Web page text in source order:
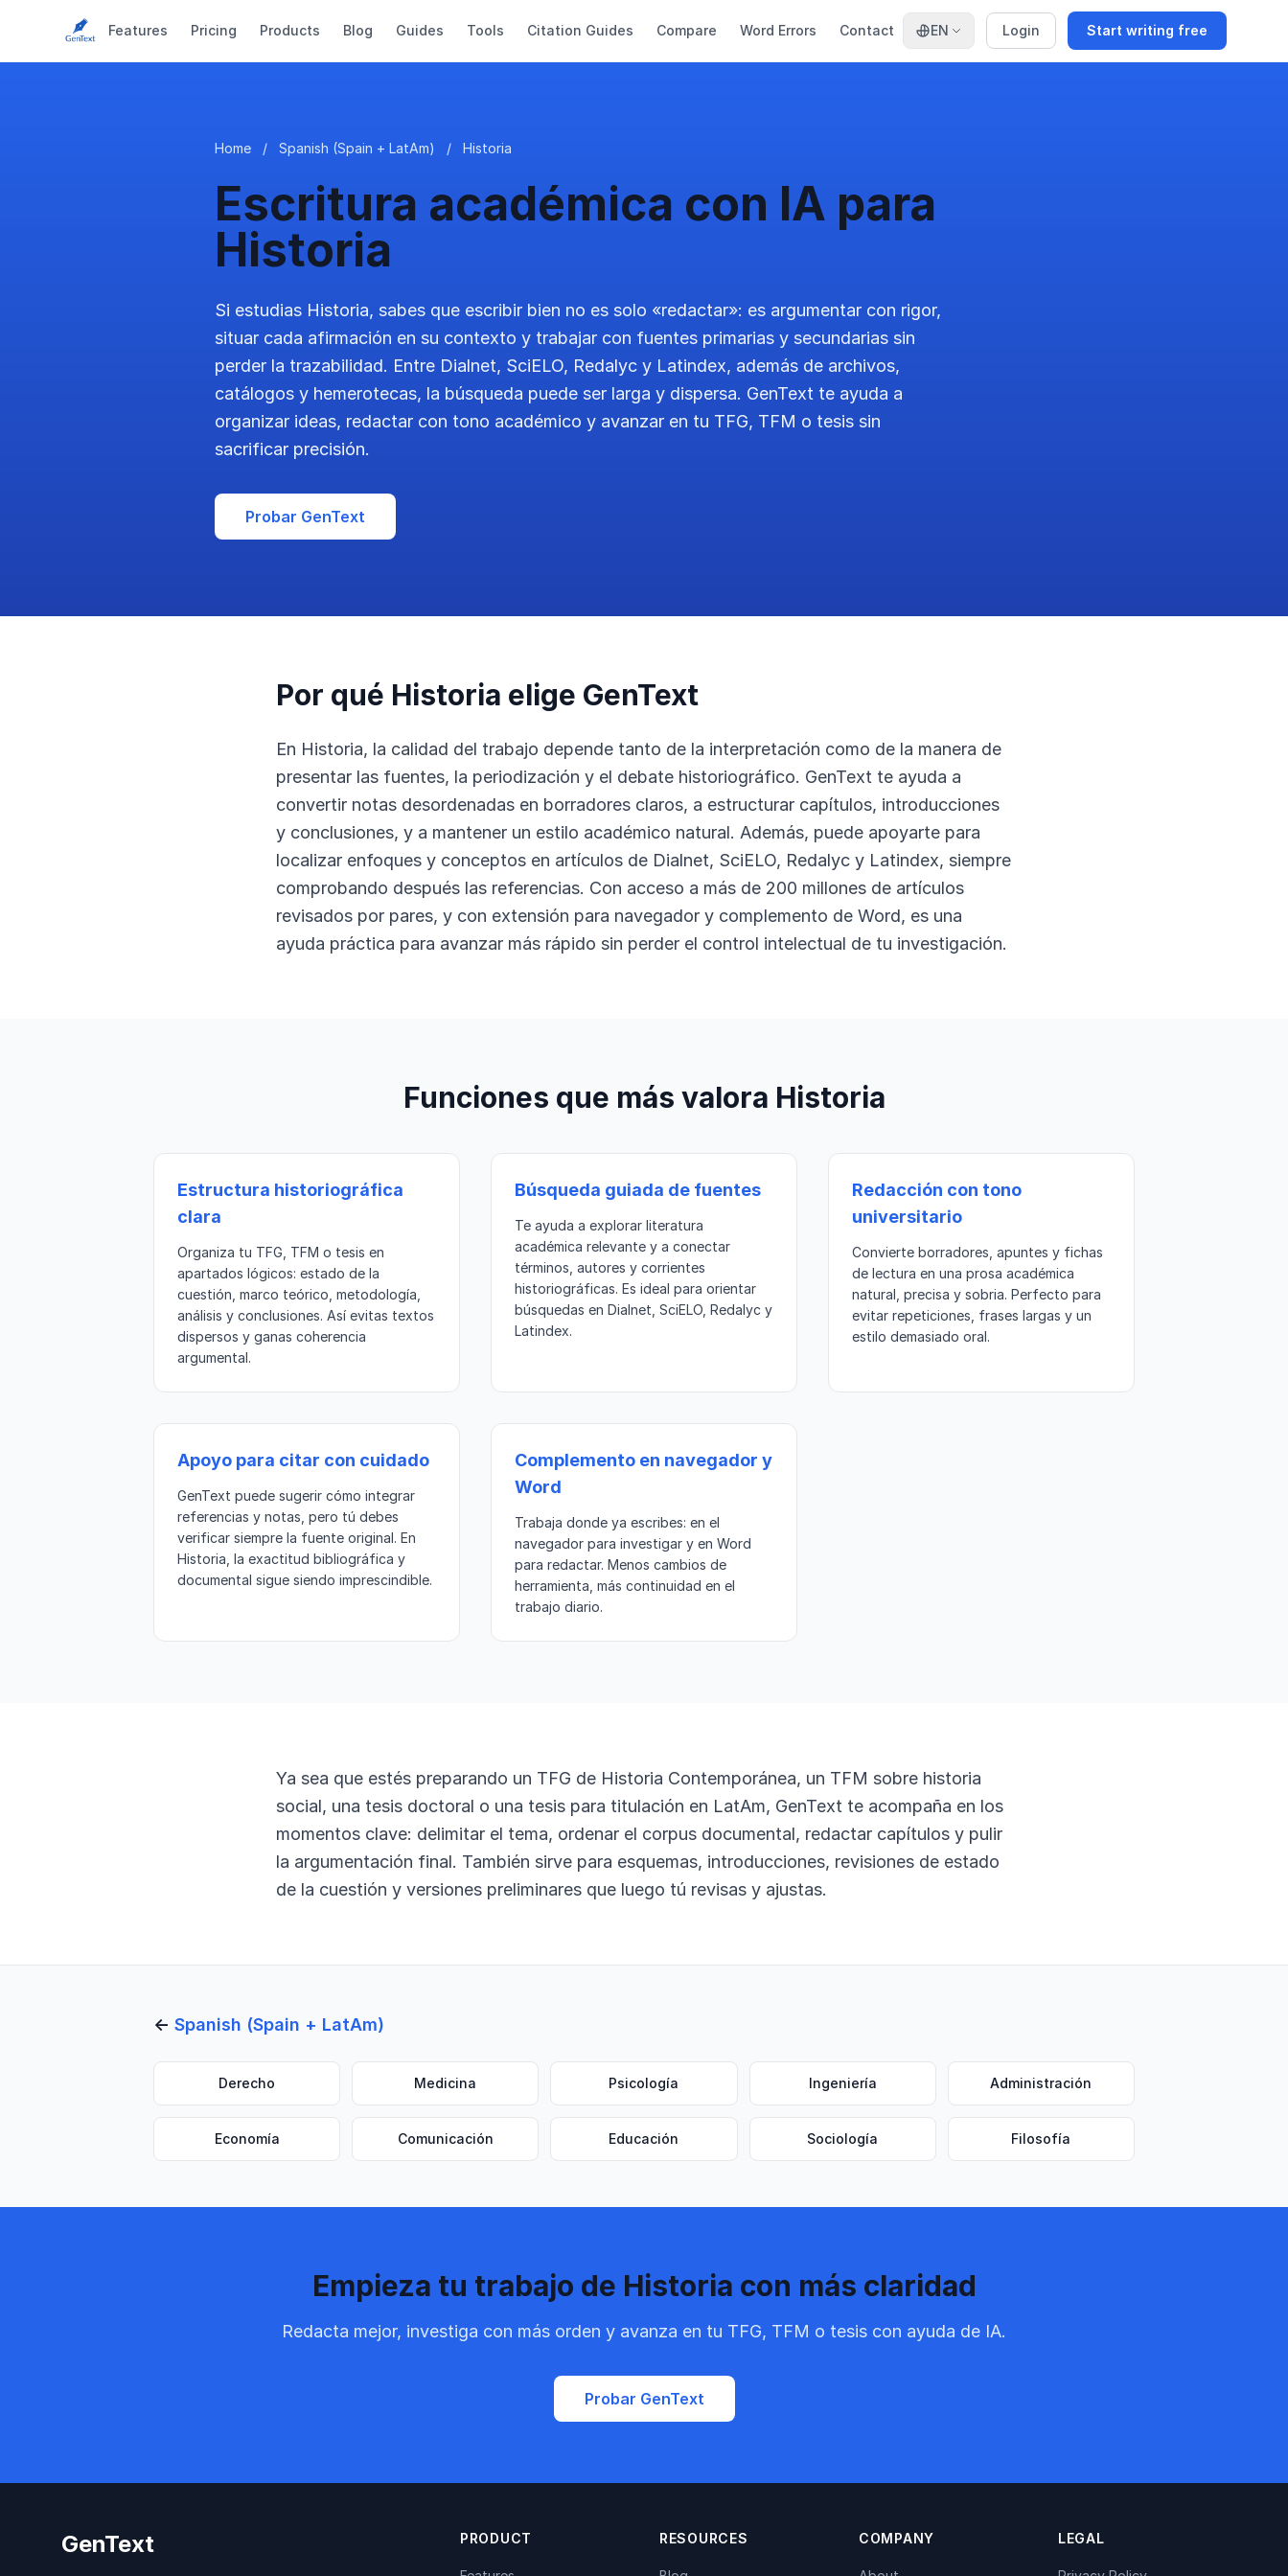
Features Pricing Products Blog Guides Tools Citation Guides Compare Word Errors Contact EN Login Start writing free
Home / Spanish (Spain + LatAm) / Historia
Escritura académica con IA para
Historia
Si estudias Historia, sabes que escribir bien no es solo «redactar»: es argumentar con rigor,
situar cada afirmación en su contexto y trabajar con fuentes primarias y secundarias sin
perder la trazabilidad. Entre Dialnet, SciELO, Redalyc y Latindex, además de archivos,
catálogos y hemerotecas, la búsqueda puede ser larga y dispersa. GenText te ayuda a
organizar ideas, redactar con tono académico y avanzar en tu TFG, TFM o tesis sin
sacrificar precisión.
Probar GenText
Por qué Historia elige GenText
En Historia, la calidad del trabajo depende tanto de la interpretación como de la manera de
presentar las fuentes, la periodización y el debate historiográfico. GenText te ayuda a
convertir notas desordenadas en borradores claros, a estructurar capítulos, introducciones
y conclusiones, y a mantener un estilo académico natural. Además, puede apoyarte para
localizar enfoques y conceptos en artículos de Dialnet, SciELO, Redalyc y Latindex, siempre
comprobando después las referencias. Con acceso a más de 200 millones de artículos
revisados por pares, y con extensión para navegador y complemento de Word, es una
ayuda práctica para avanzar más rápido sin perder el control intelectual de tu investigación.
Funciones que más valora Historia
Estructura historiográfica
clara
Organiza tu TFG, TFM o tesis en
apartados lógicos: estado de la
cuestión, marco teórico, metodología,
análisis y conclusiones. Así evitas textos
dispersos y ganas coherencia
argumental.
Búsqueda guiada de fuentes
Te ayuda a explorar literatura
académica relevante y a conectar
términos, autores y corrientes
historiográficas. Es ideal para orientar
búsquedas en Dialnet, SciELO, Redalyc y
Latindex.
Redacción con tono
universitario
Convierte borradores, apuntes y fichas
de lectura en una prosa académica
natural, precisa y sobria. Perfecto para
evitar repeticiones, frases largas y un
estilo demasiado oral.
Apoyo para citar con cuidado
GenText puede sugerir cómo integrar
referencias y notas, pero tú debes
verificar siempre la fuente original. En
Historia, la exactitud bibliográfica y
documental sigue siendo imprescindible.
Complemento en navegador y
Word
Trabaja donde ya escribes: en el
navegador para investigar y en Word
para redactar. Menos cambios de
herramienta, más continuidad en el
trabajo diario.
Ya sea que estés preparando un TFG de Historia Contemporánea, un TFM sobre historia
social, una tesis doctoral o una tesis para titulación en LatAm, GenText te acompaña en los
momentos clave: delimitar el tema, ordenar el corpus documental, redactar capítulos y pulir
la argumentación final. También sirve para esquemas, introducciones, revisiones de estado
de la cuestión y versiones preliminares que luego tú revisas y ajustas.
← Spanish (Spain + LatAm)
Derecho Medicina Psicología Ingeniería Administración
Economía Comunicación Educación Sociología Filosofía
Empieza tu trabajo de Historia con más claridad
Redacta mejor, investiga con más orden y avanza en tu TFG, TFM o tesis con ayuda de IA.
Probar GenText
GenText PRODUCT RESOURCES COMPANY LEGAL